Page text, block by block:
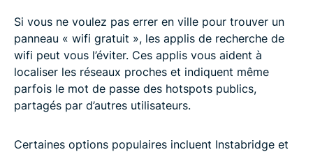
Si vous ne voulez pas errer en ville pour trouver un
panneau « wifi gratuit », les applis de recherche de
wifi peut vous l’éviter. Ces applis vous aident à
localiser les réseaux proches et indiquent même
parfois le mot de passe des hotspots publics,
partagés par d’autres utilisateurs.
Certaines options populaires incluent Instabridge et